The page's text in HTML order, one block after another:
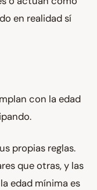
en realidad sí
con la edad
propias reglas.
que otras, y las
edad mínima es